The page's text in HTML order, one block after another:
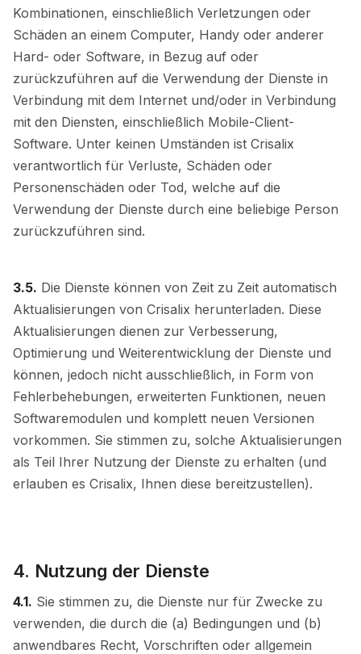
Kombinationen, einschließlich Verletzungen oder
Schäden an einem Computer, Handy oder anderer
Hard- oder Software, in Bezug auf oder
zurückzuführen auf die Verwendung der Dienste in
Verbindung mit dem Internet und/oder in Verbindung
mit den Diensten, einschließlich Mobile-Client-
Software. Unter keinen Umständen ist Crisalix
verantwortlich für Verluste, Schäden oder
Personenschäden oder Tod, welche auf die
Verwendung der Dienste durch eine beliebige Person
zurückzuführen sind.
3.5. Die Dienste können von Zeit zu Zeit automatisch
Aktualisierungen von Crisalix herunterladen. Diese
Aktualisierungen dienen zur Verbesserung,
Optimierung und Weiterentwicklung der Dienste und
können, jedoch nicht ausschließlich, in Form von
Fehlerbehebungen, erweiterten Funktionen, neuen
Softwaremodulen und komplett neuen Versionen
vorkommen. Sie stimmen zu, solche Aktualisierungen
als Teil Ihrer Nutzung der Dienste zu erhalten (und
erlauben es Crisalix, Ihnen diese bereitzustellen).
4. Nutzung der Dienste
4.1. Sie stimmen zu, die Dienste nur für Zwecke zu
verwenden, die durch die (a) Bedingungen und (b)
anwendbares Recht, Vorschriften oder allgemein